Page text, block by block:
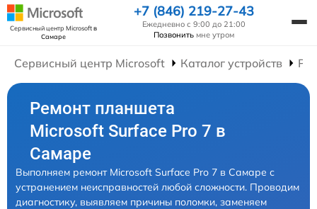
Сервисный центр Microsoftв
Самаре
+7 (846) 219-27-43
Ежедневно с 9:00 до 21:00
Позвонить мне утром
Сервисный центр Microsoft Каталог устройств
Ремонт планшета
Microsoft Surface Pro 7 в
Самаре
Выполняем ремонт Microsoft Surface Pro 7 в Самаре с
устранением неисправностей любой сложности. Проводим
диагностику, выявляем причины поломки, заменяем